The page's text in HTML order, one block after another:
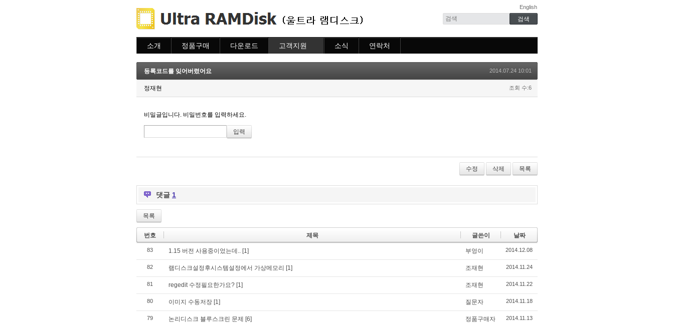
English
소개 정품구매
주문조회
이용안내
다운로드 고객지원
질문하기
소식 연락처
등록코드를 잊어버렸어요
2014.07.24 10:01
정재현 조회 수:6
비밀글입니다. 비밀번호를 입력하세요.
수정 삭제 목록
댓글 1
목록
번호 제목 글쓴이 날짜
83 1.15 버전 사용중이었는데.. [1] 부엉이 2014.12.08
82 램디스크설정후시스템설정에서 가상메모리 [1] 조재현 2014.11.24
81 regedit 수정필요한가요? [1] 조재현 2014.11.22
80 이미지 수동저장 [1] 질문자 2014.11.18
79 논리디스크 블루스크린 문제 [6] 정품구매자 2014.11.13